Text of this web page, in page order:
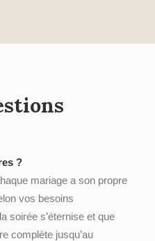
?
mariage a son propre
vos besoins
soirée s’éternise et que
complète jusqu’au